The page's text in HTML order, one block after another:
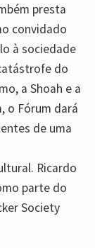
presta
convidado
à sociedade
do
a Shoah e a
o Fórum dará
de uma
Ricardo
parte do
Society